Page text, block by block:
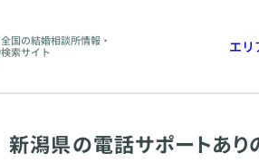
全国の結婚相談所情報・
検索サイト
エリ
新潟県の電話サポートあ